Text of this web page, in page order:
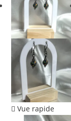
Vue rapide